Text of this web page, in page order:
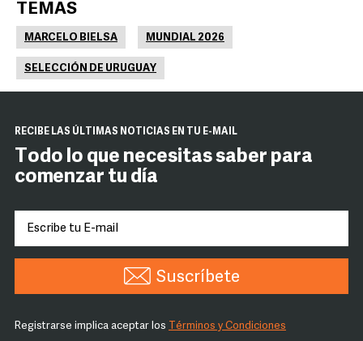
TEMAS
MARCELO BIELSA MUNDIAL 2026
SELECCIÓN DE URUGUAY
RECIBE LAS ÚLTIMAS NOTICIAS EN TU E-MAIL
Todo lo que necesitas saber para
comenzar tu día
Suscríbete
Registrarse implica aceptar los Términos y Condiciones